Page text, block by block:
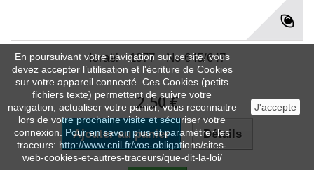
Israël - 1977 - No 645/647
2,50 €
Ajouter au panier Détails
En poursuivant votre navigation sur ce site, vous
devez accepter l’utilisation et l'écriture de Cookies
sur votre appareil connecté. Ces Cookies (petits
fichiers texte) permettent de suivre votre
navigation, actualiser votre panier, vous reconnaitre
lors de votre prochaine visite et sécuriser votre
connexion. Pour en savoir plus et paramétrer les
traceurs: http://www.cnil.fr/vos-obligations/sites-
web-cookies-et-autres-traceurs/que-dit-la-loi/
J'accepte